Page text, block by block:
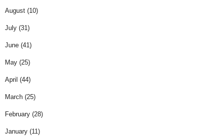
August (10)
July (31)
June (41)
May (25)
April (44)
March (25)
February (28)
January (11)